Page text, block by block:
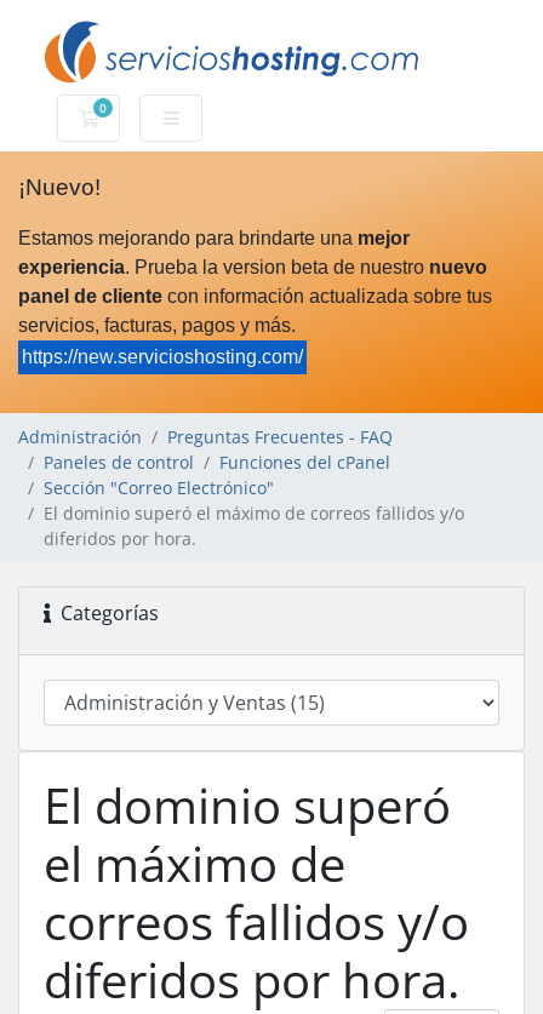
0
Carro de Pedidos
¡Nuevo!
Estamos mejorando para brindarte una mejor
experiencia. Prueba la version beta de nuestro nuevo
panel de cliente con información actualizada sobre tus
servicios, facturas, pagos y más.
https://new.servicioshosting.com/
Administración
Preguntas Frecuentes - FAQ
Paneles de control
Funciones del cPanel
Sección "Correo Electrónico"
El dominio superó el máximo de correos fallidos y/o
diferidos por hora.
Categorías
El dominio superó
el máximo de
correos fallidos y/o
diferidos por hora.